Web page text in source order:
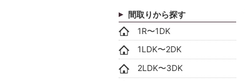
間取りから探す
1R〜1DK
1LDK〜2DK
2LDK〜3DK